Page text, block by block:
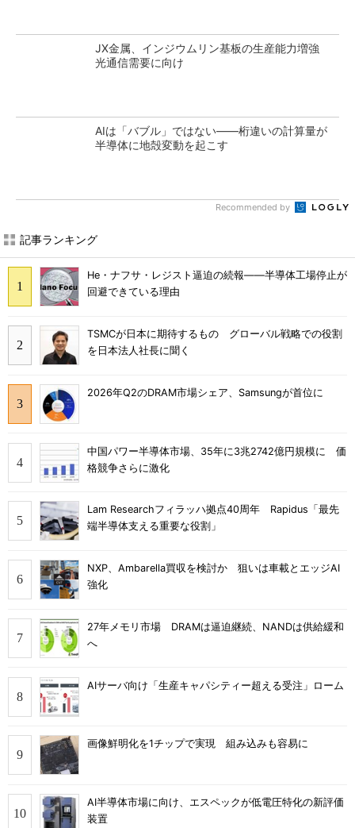
JX金属、インジウムリン基板の生産能力増強
光通信需要に向け
AIは「バブル」ではない――桁違いの計算量が
半導体に地殻変動を起こす
Recommended by
記事ランキング
He・ナフサ・レジスト逼迫の続報――半導体工場停止が
回避できている理由
TSMCが日本に期待するもの グローバル戦略での役割
を日本法人社長に聞く
2026年Q2のDRAM市場シェア、Samsungが首位に
中国パワー半導体市場、35年に3兆2742億円規模に 価
格競争さらに激化
Lam Researchフィラッハ拠点40周年 Rapidus「最先
端半導体支える重要な役割」
NXP、Ambarella買収を検討か 狙いは車載とエッジAI
強化
27年メモリ市場 DRAMは逼迫継続、NANDは供給緩和
へ
AIサーバ向け「生産キャパシティー超える受注」ローム
画像鮮明化を1チップで実現 組み込みも容易に
AI半導体市場に向け、エスペックが低電圧特化の新評価
装置